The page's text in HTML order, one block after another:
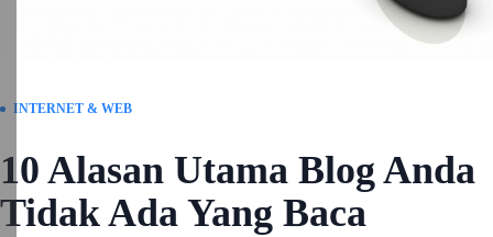
INTERNET & WEB
10 Alasan Utama Blog Anda
Tidak Ada Yang Baca